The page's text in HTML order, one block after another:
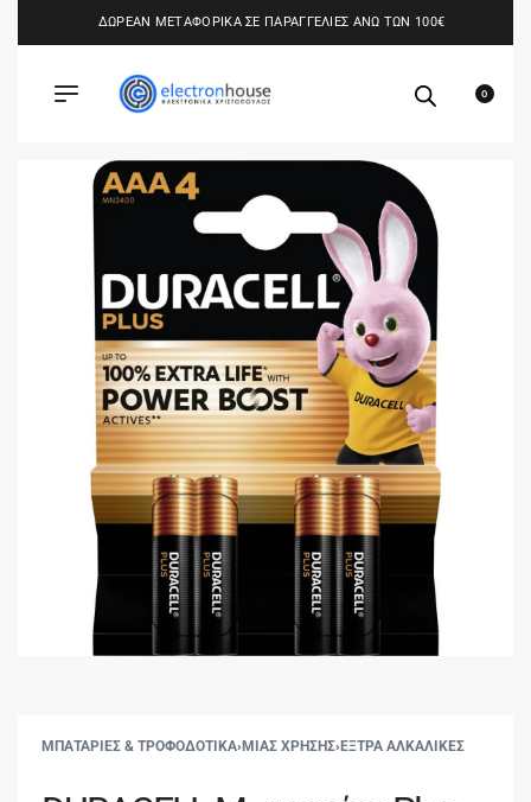
ΔΩΡΕΑΝ ΜΕΤΑΦΟΡΙΚΑ ΣΕ ΠΑΡΑΓΓΕΛΙΕΣ ΑΝΩ ΤΩΝ 100€
0
ΜΠΑΤΑΡΙΕΣ & ΤΡΟΦΟΔΟΤΙΚΑ› ΜΙΑΣ ΧΡΗΣΗΣ› ΕΞΤΡΑ ΑΛΚΑΛΙΚΕΣ